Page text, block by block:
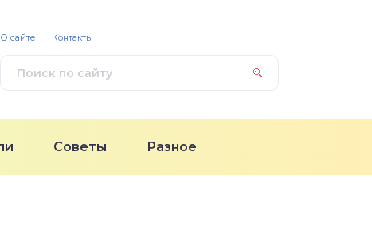
Советы Разное
О сайте Контакты